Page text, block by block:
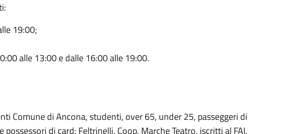
19:00;
alle 13:00 e dalle 16:00 alle 19:00.
Comune di Ancona, studenti, over 65, under 25, passeggeri di
di card: Feltrinelli, Coop, Marche Teatro, iscritti al FAI,